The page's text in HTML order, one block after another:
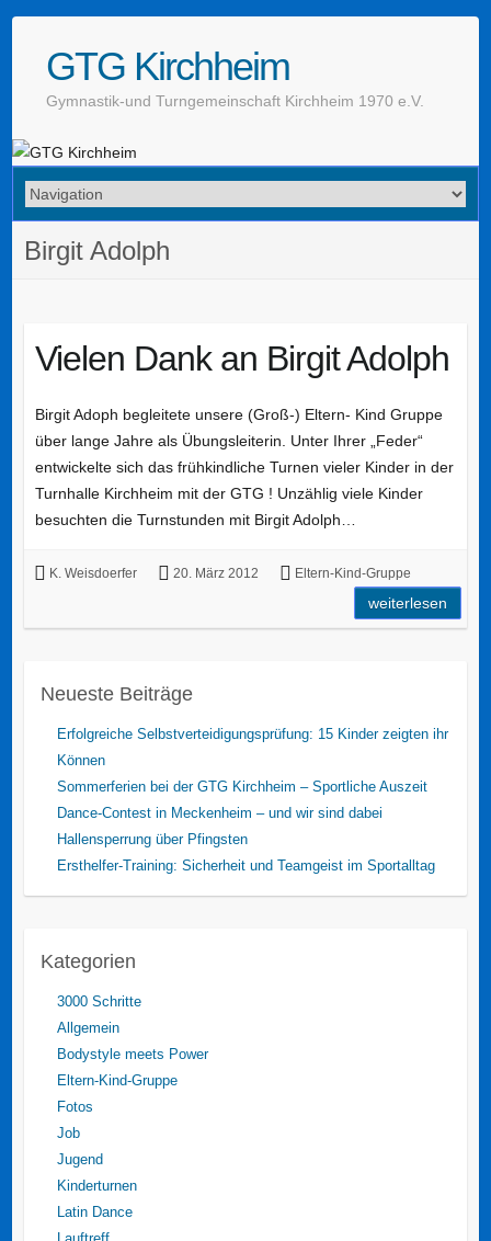
GTG Kirchheim
Gymnastik-und Turngemeinschaft Kirchheim 1970 e.V.
Birgit Adolph
Vielen Dank an Birgit Adolph
Birgit Adoph begleitete unsere (Groß-) Eltern- Kind Gruppe
über lange Jahre als Übungsleiterin. Unter Ihrer „Feder“
entwickelte sich das frühkindliche Turnen vieler Kinder in der
Turnhalle Kirchheim mit der GTG ! Unzählig viele Kinder
besuchten die Turnstunden mit Birgit Adolph…
K. Weisdoerfer 20. März 2012 Eltern-Kind-Gruppe
weiterlesen
Neueste Beiträge
Erfolgreiche Selbstverteidigungsprüfung: 15 Kinder zeigten ihr
Können
Sommerferien bei der GTG Kirchheim – Sportliche Auszeit
Dance-Contest in Meckenheim – und wir sind dabei
Hallensperrung über Pfingsten
Ersthelfer-Training: Sicherheit und Teamgeist im Sportalltag
Kategorien
3000 Schritte
Allgemein
Bodystyle meets Power
Eltern-Kind-Gruppe
Fotos
Job
Jugend
Kinderturnen
Latin Dance
Lauftreff